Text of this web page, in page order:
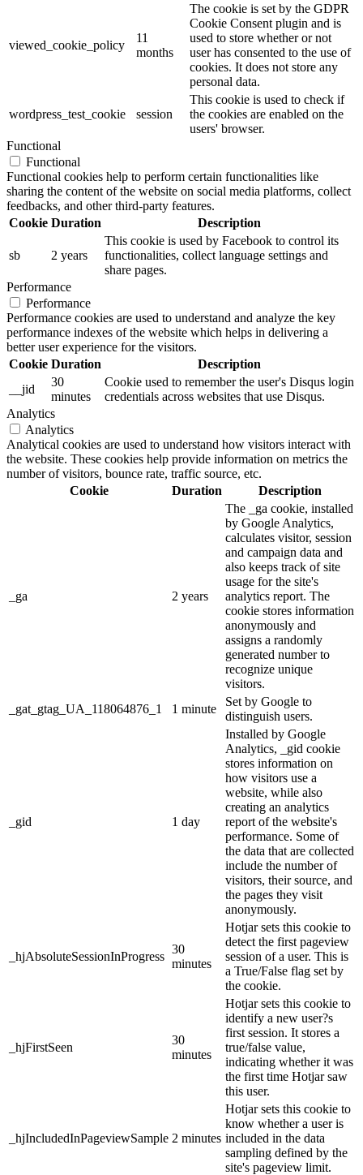
viewed_cookie_policy
11
months
The cookie is set by the GDPR
Cookie Consent plugin and is
used to store whether or not
user has consented to the use of
cookies. It does not store any
personal data.
wordpress_test_cookie session
This cookie is used to check if
the cookies are enabled on the
users' browser.
Functional
Functional
Functional cookies help to perform certain functionalities like
sharing the content of the website on social media platforms, collect
feedbacks, and other third-party features.
Cookie Duration Description
sb 2 years
This cookie is used by Facebook to control its
functionalities, collect language settings and
share pages.
Performance
Performance
Performance cookies are used to understand and analyze the key
performance indexes of the website which helps in delivering a
better user experience for the visitors.
Cookie Duration
Description
__jid
30
minutes
Cookie used to remember the user's Disqus login
credentials across websites that use Disqus.
Analytics
Analytics
Analytical cookies are used to understand how visitors interact with
the website. These cookies help provide information on metrics the
number of visitors, bounce rate, traffic source, etc.
Cookie
Duration Description
_ga 2 years
The _ga cookie, installed
by Google Analytics,
calculates visitor, session
and campaign data and
also keeps track of site
usage for the site's
analytics report. The
cookie stores information
anonymously and
assigns a randomly
generated number to
recognize unique
visitors.
_gat_gtag_UA_118064876_1
1 minute
Set by Google to
distinguish users.
_gid 1 day
Installed by Google
Analytics, _gid cookie
stores information on
how visitors use a
website, while also
creating an analytics
report of the website's
performance. Some of
the data that are collected
include the number of
visitors, their source, and
the pages they visit
anonymously.
_hjAbsoluteSessionInProgress
30
minutes
Hotjar sets this cookie to
detect the first pageview
session of a user. This is
a True/False flag set by
the cookie.
_hjFirstSeen
30
minutes
Hotjar sets this cookie to
identify a new user?s
first session. It stores a
true/false value,
indicating whether it was
the first time Hotjar saw
this user.
_hjIncludedInPageviewSample 2 minutes
Hotjar sets this cookie to
know whether a user is
included in the data
sampling defined by the
site's pageview limit.